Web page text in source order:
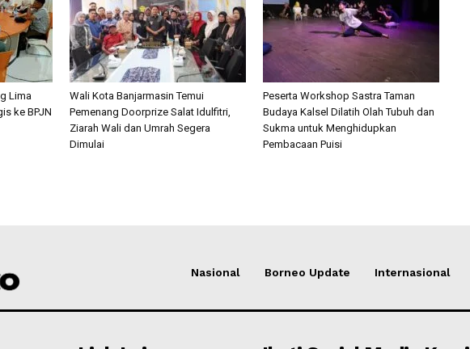
Lima
ke BPJN
Wali Kota Banjarmasin Temui
Pemenang Doorprize Salat Idulfitri,
Ziarah Wali dan Umrah Segera
Dimulai
Peserta Workshop Sastra Taman
Budaya Kalsel Dilatih Olah Tubuh dan
Sukma untuk Menghidupkan
Pembacaan Puisi
Nasional Borneo Update Internasional